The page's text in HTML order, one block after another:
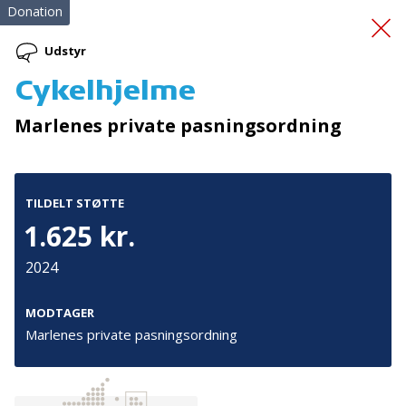
El-tandemcykel
Donation
Udstyr
Cykelhjelme
Marlenes private pasningsordning
TILDELT STØTTE
1.625 kr.
2024
MODTAGER
Marlenes private pasningsordning
Tilmeld nyhedsbrev
De seneste nyheder om TrygFondens og TryghedsGruppens
aktiviteter direkte i din indbakke.
Tilmeld